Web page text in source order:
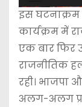
y
e
r
इस
कार्यक्रम में
एक बार फिर
राजनीतिक
रही। भाजपा
अलग-अलग